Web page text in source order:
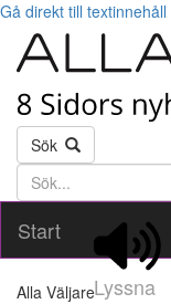
Gå direkt till textinnehåll
Sök
Söktext
Start
Lyssna
Alla Väljare